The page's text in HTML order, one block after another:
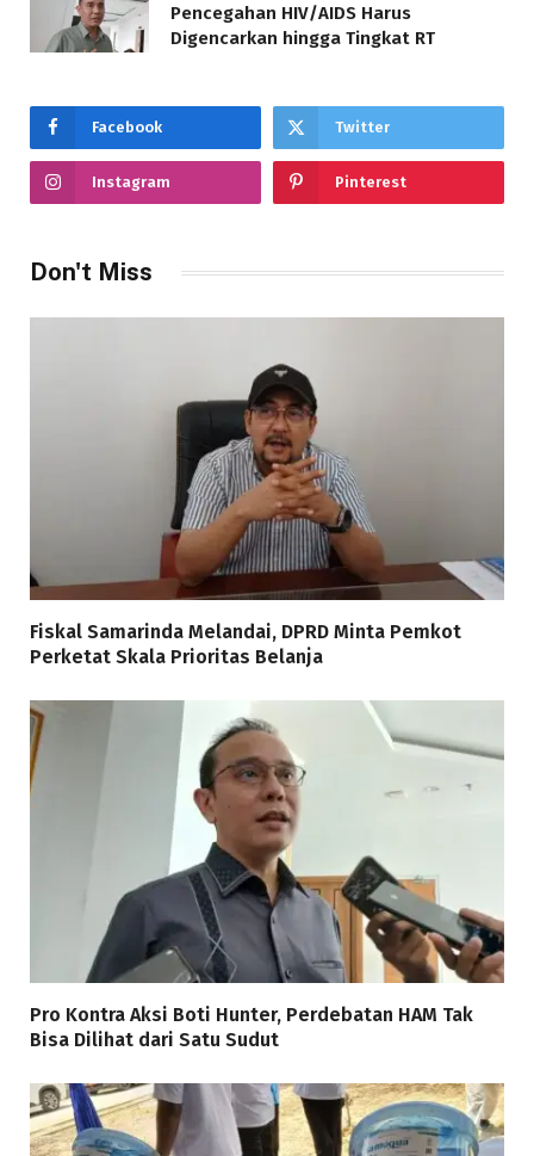
Pencegahan HIV/AIDS Harus
Digencarkan hingga Tingkat RT
Facebook Twitter
Instagram Pinterest
Don't Miss
Fiskal Samarinda Melandai, DPRD Minta Pemkot
Perketat Skala Prioritas Belanja
Pro Kontra Aksi Boti Hunter, Perdebatan HAM Tak
Bisa Dilihat dari Satu Sudut